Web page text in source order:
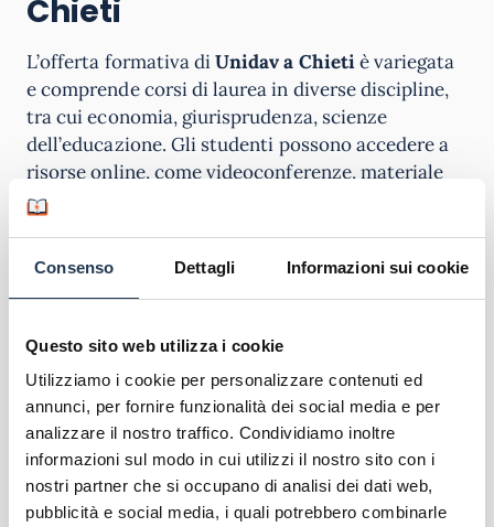
Consenso Dettagli Informazioni sui cookie
Questo sito web utilizza i cookie
Utilizziamo i cookie per personalizzare contenuti ed
annunci, per fornire funzionalità dei social media e per
analizzare il nostro traffico. Condividiamo inoltre
informazioni sul modo in cui utilizzi il nostro sito con i
nostri partner che si occupano di analisi dei dati web,
pubblicità e social media, i quali potrebbero combinarle
Chieti
L’offerta formativa diUnidav a Chietiè variegata
e comprende corsi di laurea in diverse discipline,
tra cui economia, giurisprudenza, scienze
dell’educazione. Gli studenti possono accedere a
risorse online, come videoconferenze, materiale
didattico, forum di discussione e chat per
I corsi online di Unidav a Chieti sono progettati
essere completata in modalità flessibile per
permette di bilanciare lo studio con altri impegni,
come il lavoro o la vita familiare. Gli studenti
possono accedere ai materiali didattici in qualsiasi
momento, consentendo loro di studiare quando è
più comodo.